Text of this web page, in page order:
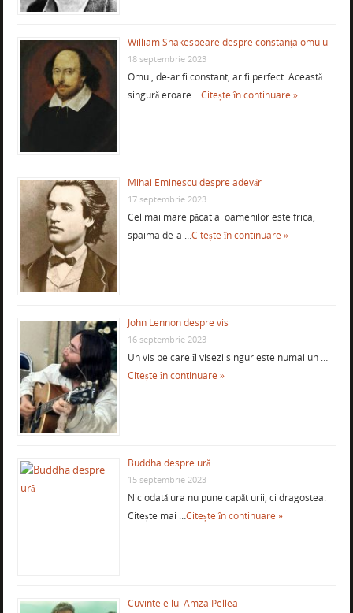
William Shakespeare despre constanţa omului
18 septembrie 2023
Omul, de-ar fi constant, ar fi perfect. Această
singură eroare …Citește în continuare »
Mihai Eminescu despre adevăr
17 septembrie 2023
Cel mai mare păcat al oamenilor este frica,
spaima de-a …Citește în continuare »
John Lennon despre vis
16 septembrie 2023
Un vis pe care îl visezi singur este numai un …
Citește în continuare »
Buddha despre ură
15 septembrie 2023
Niciodată ura nu pune capăt urii, ci dragostea.
Citește mai …Citește în continuare »
Cuvintele lui Amza Pellea